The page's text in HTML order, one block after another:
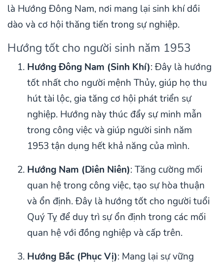
là Hướng Đông Nam, nơi mang lại sinh khí dồi
dào và cơ hội thăng tiến trong sự nghiệp.
Hướng tốt cho người sinh năm 1953
Hướng Đông Nam (Sinh Khí): Đây là hướng
tốt nhất cho người mệnh Thủy, giúp họ thu
hút tài lộc, gia tăng cơ hội phát triển sự
nghiệp. Hướng này thúc đẩy sự minh mẫn
trong công việc và giúp người sinh năm
1953 tận dụng hết khả năng của mình.
Hướng Nam (Diên Niên): Tăng cường mối
quan hệ trong công việc, tạo sự hòa thuận
và ổn định. Đây là hướng tốt cho người tuổi
Quý Tỵ để duy trì sự ổn định trong các mối
quan hệ với đồng nghiệp và cấp trên.
Hướng Bắc (Phục Vị): Mang lại sự vững